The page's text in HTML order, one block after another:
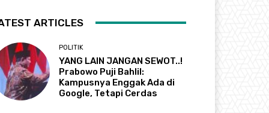
ARTICLES
POLITIK
YANG LAIN JANGAN SEWOT..!
Prabowo Puji Bahlil:
Kampusnya Enggak Ada di
Google, Tetapi Cerdas